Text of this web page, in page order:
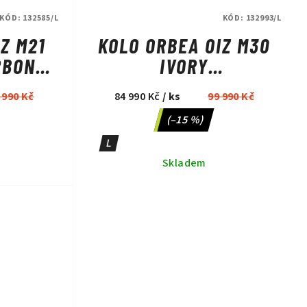
M21
Kč
KÓD: 132585/L
KOLO ORBEA OIZ M30
IVORY
WHITE/BUMBLEBEE
YELLOW
84 990 Kč/ ks
99 990 Kč
(–15 %)
L
Skladem
KÓD: 132993/L